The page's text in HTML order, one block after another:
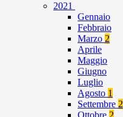
2021
Gennaio
Febbraio
Marzo 2
Aprile
Maggio
Giugno
Luglio
Agosto 1
Settembre 2